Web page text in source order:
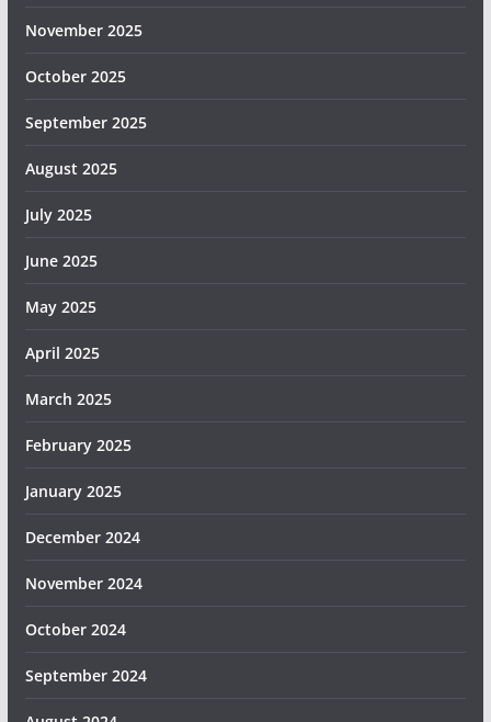
November 2025
October 2025
September 2025
August 2025
July 2025
June 2025
May 2025
April 2025
March 2025
February 2025
January 2025
December 2024
November 2024
October 2024
September 2024